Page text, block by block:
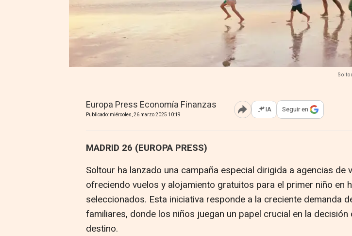
Europa Press Economía Finanzas
Publicado: miércoles, 26 marzo 2025 10:19 Abrir opciones para compartir
IA Seguir en
MADRID 26 (EUROPA PRESS)
Soltour ha lanzado una campaña especial dirigida a agencias de
ofreciendo vuelos y alojamiento gratuitos para el primer niño en
seleccionados. Esta iniciativa responde a la creciente demanda
familiares, donde los niños juegan un papel crucial en la decisión
destino.